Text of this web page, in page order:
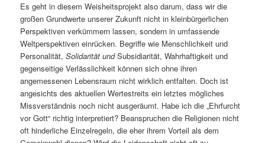
Es geht in diesem Weisheitsprojekt also darum, dass wir die
großen Grundwerte unserer Zukunft nicht in kleinbürgerlichen
Perspektiven verkümmern lassen, sondern in umfassende
Weltperspektiven einrücken. Begriffe wie Menschlichkeit und
Personalität,Solidarität undSubsidiarität, Wahrhaftigkeit und
gegenseitige Verlässlichkeit können sich ohne ihren
angemessenen Lebensraum nicht wirklich entfalten. Doch ist
angesichts des aktuellen Wertestreits ein letztes mögliches
Missverständnis noch nicht ausgeräumt. Habe ich die „Ehrfurcht
vor Gott“ richtig interpretiert? Beanspruchen die Religionen nicht
oft hinderliche Einzelregeln, die eher ihrem Vorteil als dem